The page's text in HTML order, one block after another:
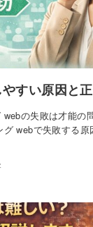
すい原因と
の失敗は才能の
webで失敗する